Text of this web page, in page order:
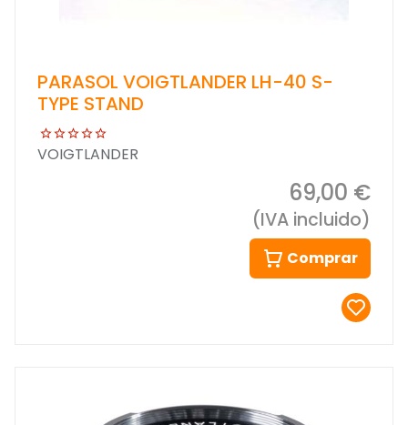
PARASOL VOIGTLANDER LH-40 S-
TYPE STAND
VOIGTLANDER
69,00 €
(IVA incluido)
Comprar